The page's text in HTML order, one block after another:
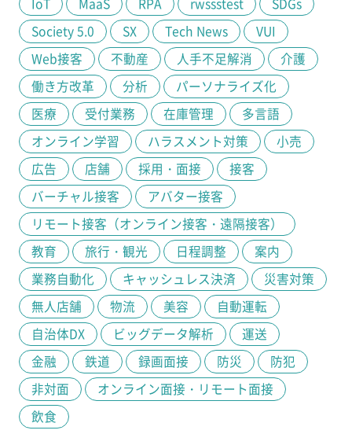
Society 5.0
SX Tech News
VUI
Web接客
不動産 人手不足解消
介護
働き方改革
分析
パーソナライズ化
医療
受付業務 在庫管理
多言語
オンライン学習
ハラスメント対策
小売
広告
店舗 採用・面接
接客
バーチャル接客
アバター接客
リモート接客（オンライン接客・遠隔接客）
教育
旅行・観光 日程調整
案内
業務自動化
キャッシュレス決済
災害対策
無人店舗
物流 美容
自動運転
自治体DX
ビッグデータ解析
運送
金融
鉄道 録画面接 防災
防犯
非対面
オンライン面接・リモート面接
飲食